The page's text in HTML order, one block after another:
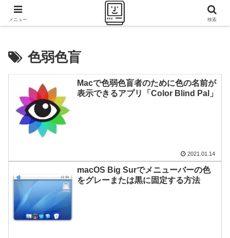
千里の道も一歩から
色弱色盲
Macで色弱色盲者のために色の名前が
表示できるアプリ「Color Blind Pal」
2021.01.14
macOS Big Surでメニューバーの色
をグレーまたは黒に固定する方法
メニュー 検索